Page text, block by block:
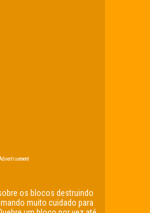
os blocos destruindo
muito cuidado para